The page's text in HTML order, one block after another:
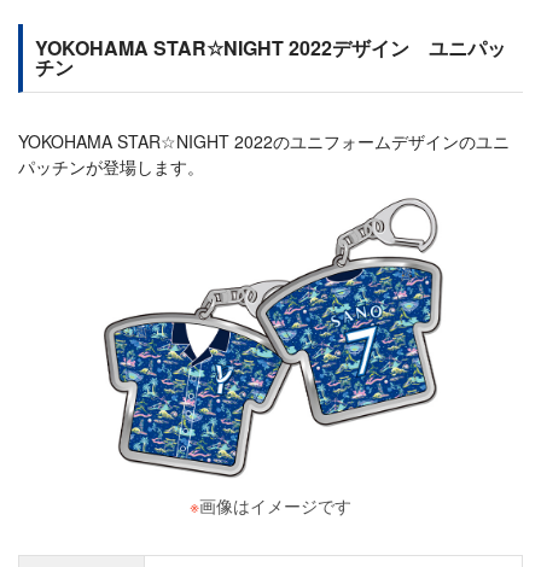
YOKOHAMA STAR☆NIGHT 2022デザイン ユニパッ
チン
YOKOHAMA STAR☆NIGHT 2022のユニフォームデザインのユニ
パッチンが登場します。
※画像はイメージです